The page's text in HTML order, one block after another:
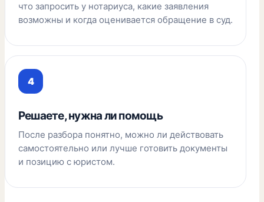
что запросить у нотариуса, какие заявления
возможны и когда оценивается обращение в суд.
Решаете, нужна ли помощь
После разбора понятно, можно ли действовать
самостоятельно или лучше готовить документы
и позицию с юристом.